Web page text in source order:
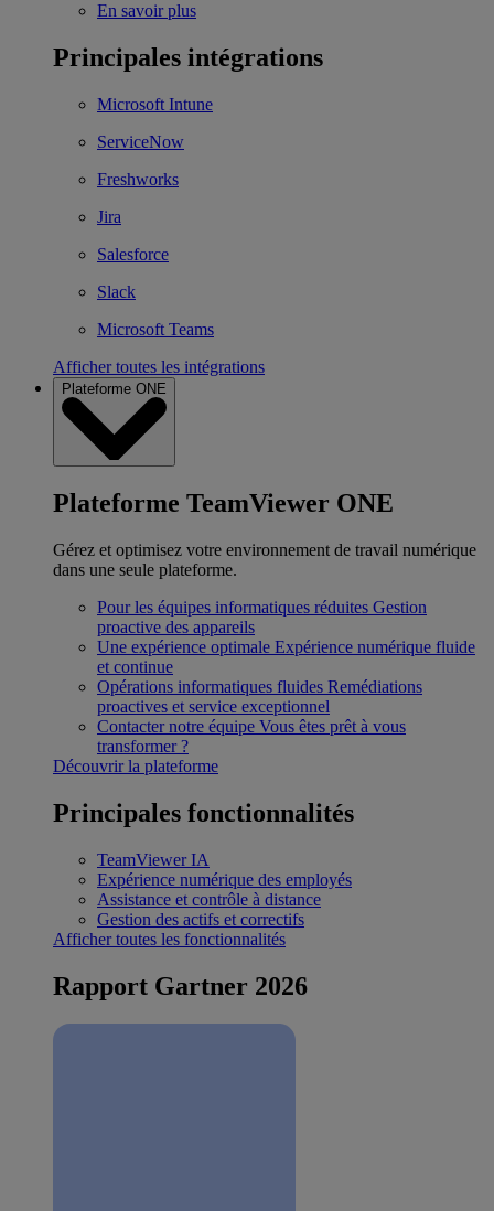
En savoir plus
Principales intégrations
Microsoft Intune
ServiceNow
Freshworks
Jira
Salesforce
Slack
Microsoft Teams
Afficher toutes les intégrations
Plateforme ONE
Plateforme TeamViewer ONE
Gérez et optimisez votre environnement de travail numérique
dans une seule plateforme.
Pour les équipes informatiques réduites Gestion
proactive des appareils
Une expérience optimale Expérience numérique fluide
et continue
Opérations informatiques fluides Remédiations
proactives et service exceptionnel
Contacter notre équipe Vous êtes prêt à vous
transformer ?
Découvrir la plateforme
Principales fonctionnalités
TeamViewer IA
Expérience numérique des employés
Assistance et contrôle à distance
Gestion des actifs et correctifs
Afficher toutes les fonctionnalités
Rapport Gartner 2026